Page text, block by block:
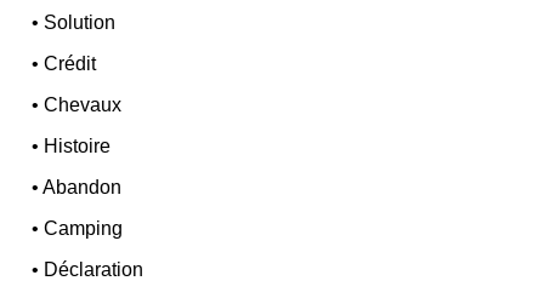
• Solution
•Crédit
•Chevaux
• Histoire
•Abandon
•Camping
• Déclaration